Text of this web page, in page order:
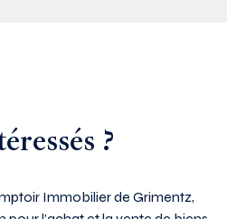
?
Immobilier de Grimentz,